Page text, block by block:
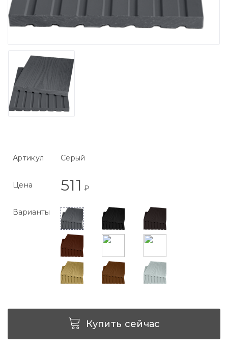
Артикул Серый
Цена 511 ₽
Варианты
Купить сейчас